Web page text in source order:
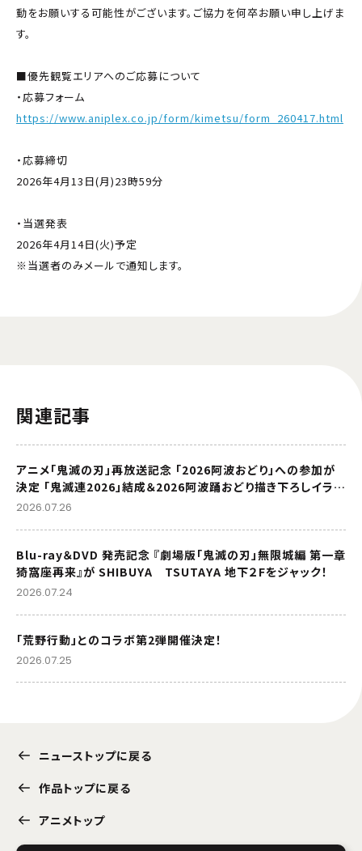
動をお願いする可能性がございます。ご協力を何卒お願い申し上げま
す。
■優先観覧エリアへのご応募について
・応募フォーム
https://www.aniplex.co.jp/form/kimetsu/form_260417.html
・応募締切
2026年4月13日(月)23時59分
・当選発表
2026年4月14日(火)予定
※当選者のみメールで通知します。
関連記事
アニメ「鬼滅の刃」再放送記念 「2026阿波おどり」への参加が
決定 「鬼滅連2026」結成＆2026阿波踊おどり描き下ろしイラス
トを公開
2026.07.26
Blu-ray＆DVD 発売記念 『劇場版「鬼滅の刃」無限城編 第一章
猗窩座再来』が SHIBUYA TSUTAYA 地下２Fをジャック！
2026.07.24
「荒野行動」とのコラボ第2弾開催決定！
2026.07.25
ニューストップに戻る
作品トップに戻る
アニメトップ